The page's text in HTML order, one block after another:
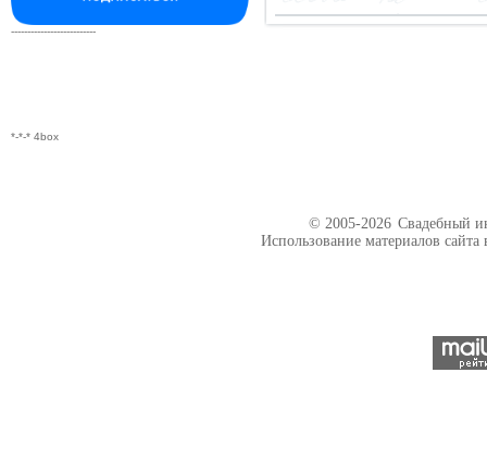
--------------------------
*-*-* 4box
© 2005-2026 Свадебный
Использование материалов